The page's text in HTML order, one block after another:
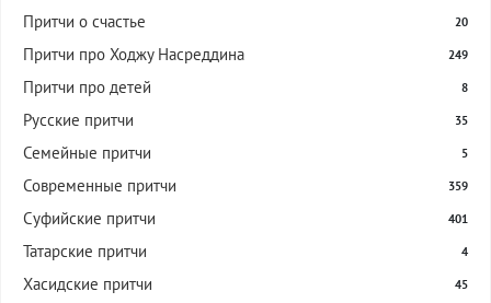
Притчи о счастье 20
Притчи про Ходжу Насреддина 249
Притчи про детей 8
Русские притчи 35
Семейные притчи 5
Современные притчи 359
Суфийские притчи 401
Татарские притчи 4
Хасидские притчи 45